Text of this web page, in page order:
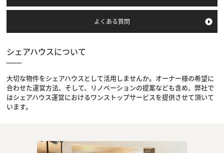
よくある質問
シェアハウスについて
大切な物件をシェアハウスとして活用しませんか。オーナー様の希望に
合わせた運営方法、そして、リノベーションの提案なども含め、弊社で
はシェアハウス運営におけるワンストップサービスを提供させて頂いて
います。